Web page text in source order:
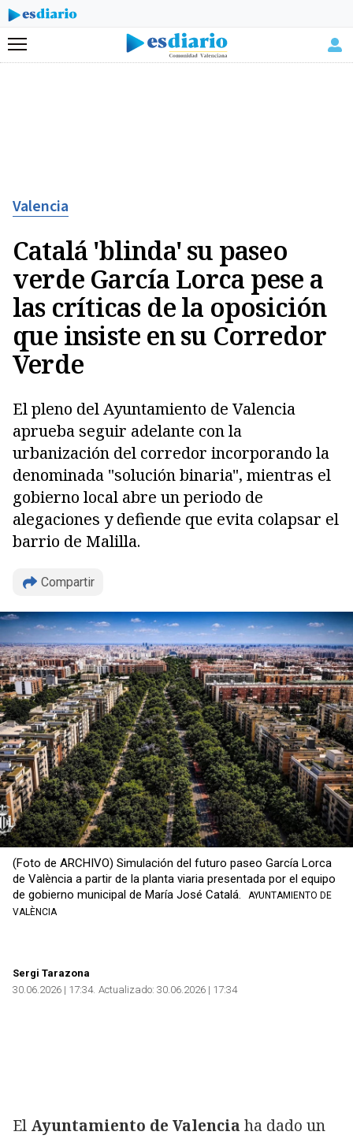
Menú
Valencia
Catalá 'blinda' su paseo
verde García Lorca pese a
las críticas de la oposición
que insiste en su Corredor
Verde
El pleno del Ayuntamiento de Valencia
aprueba seguir adelante con la
urbanización del corredor incorporando la
denominada "solución binaria", mientras el
gobierno local abre un periodo de
alegaciones y defiende que evita colapsar el
barrio de Malilla.
Compartir
Copiar
(Foto de ARCHIVO) Simulación del futuro paseo García Lorca
de València a partir de la planta viaria presentada por el equipo
de gobierno municipal de María José Catalá.
AYUNTAMIENTO DE
VALÈNCIA
Sergi Tarazona
30.06.2026 | 17:34 Actualizado: 30.06.2026 | 17:34
El Ayuntamiento de Valencia ha dado un